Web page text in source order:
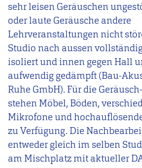
sehr leisen Geräuschen
oder laute Geräusche andere
Lehrveranstaltungen nicht
Studio nach aussen
isoliert und innen gegen Hall
aufwendig gedämpft (Bau-
Ruhe GmbH). Für die
stehen Möbel, Böden,
Mikrofone und
zu Verfügung. Die
entweder gleich im selben
am Mischplatz mit aktueller